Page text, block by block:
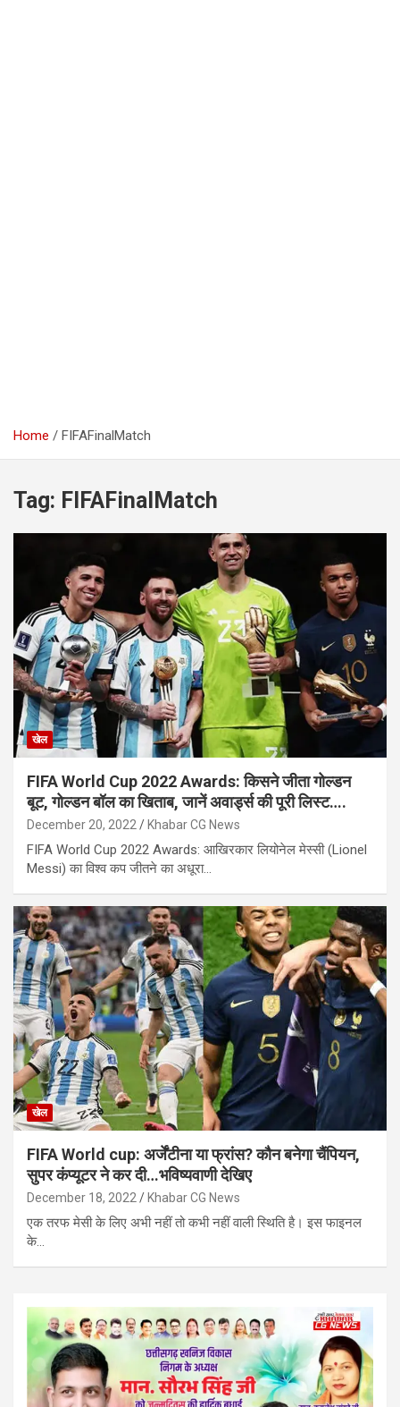
Home FIFAFinalMatch
Tag: FIFAFinalMatch
खेल
FIFA World Cup 2022 Awards: किसने जीता गोल्डन
बूट, गोल्डन बॉल का खिताब, जानें अवार्ड्स की पूरी लिस्ट….
December 20, 2022 Khabar CG News
FIFA World Cup 2022 Awards: आखिरकार लियोनेल मेस्सी (Lionel
Messi) का विश्व कप जीतने का अधूरा…
खेल
FIFA World cup: अर्जेंटीना या फ्रांस? कौन बनेगा चैंपियन,
सुपर कंप्यूटर ने कर दी…भविष्यवाणी देखिए
December 18, 2022 Khabar CG News
एक तरफ मेसी के लिए अभी नहीं तो कभी नहीं वाली स्थिति है। इस फाइनल
के…